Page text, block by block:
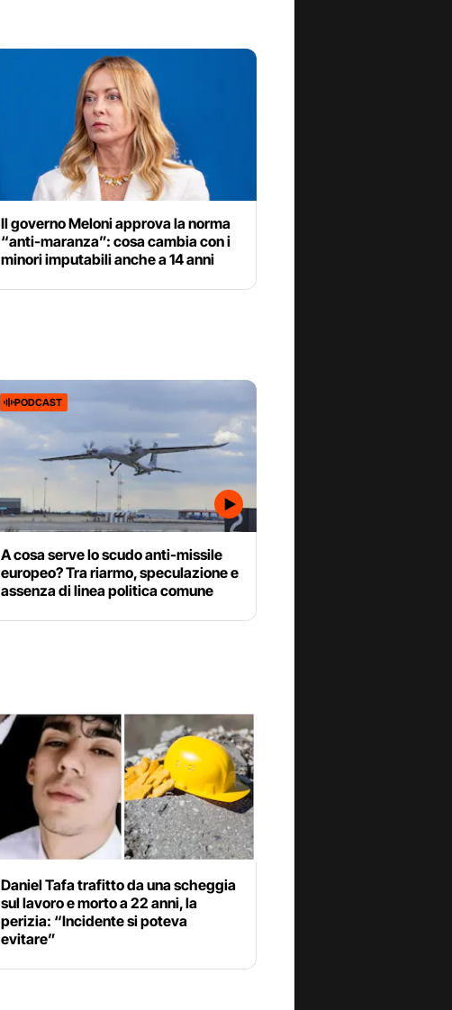
Il governo Meloni approva la norma
“anti-maranza”: cosa cambia con i
minori imputabili anche a 14 anni
PODCAST
A cosa serve lo scudo anti-missile
europeo? Tra riarmo, speculazione e
assenza di linea politica comune
Daniel Tafa trafitto da una scheggia
sul lavoro e morto a 22 anni, la
perizia: “Incidente si poteva
evitare”